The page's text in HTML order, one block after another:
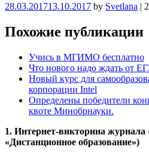
28.03.201713.10.2017 by Svetlana | 2
Похожие публикации
Учись в МГИМО бесплатно
Что нового надо ждать от
Новый курс для
корпорации Intel
Определены победители
квоте Минобрнауки.
1. Интернет-викторина
«Дистанционное образование»)